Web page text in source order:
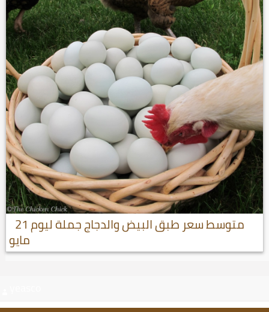
متوسط سعر طبق البيض والدجاج جملة ليوم 21
مايو